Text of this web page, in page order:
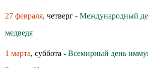
27 февраля, четверг - Международный
медведя
1 марта, суббота - Всемирный день